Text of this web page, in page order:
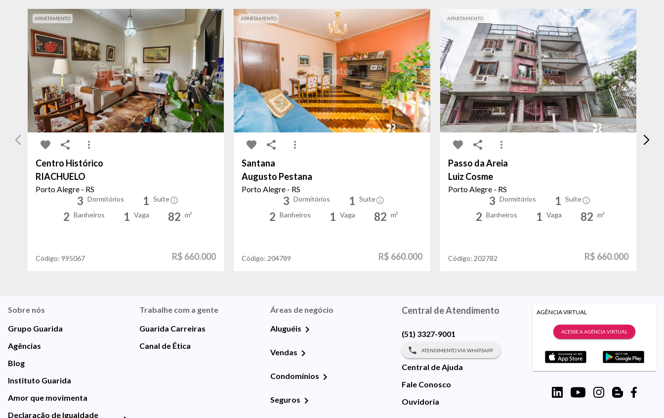
APARTAMENTO
Centro Histórico
RIACHUELO
Porto Alegre - RS
3 Dormitórios 1 Suíte
2 Banheiros 1 Vaga 82 m²
Código: 995067 R$ 660.000
APARTAMENTO
Santana
Augusto Pestana
Porto Alegre - RS
3 Dormitórios 1 Suíte
2 Banheiros 1 Vaga 82 m²
Código:204789 R$ 660.000
APARTAMENTO
Passo da Areia
Luiz Cosme
Porto Alegre - RS
3 Dormitórios 1 Suíte
2 Banheiros 1 Vaga 82 m²
Código: 202782 R$ 660.000
Sobre nós
Grupo Guarida
Agências
Blog
Instituto Guarida
Amor que movimenta
Declaração de Igualdade
Trabalhe com a gente
Guarida Carreiras
Canal de Ética
Áreas de negócio
Aluguéis
Vendas
Condomínios
Seguros
Central de Atendimento
(51) 3327-9001
ATENDIMENTO VIA WHATSAPP
Central de Ajuda
Fale Conosco
Ouvidoria
AGÊNCIA VIRTUAL
ACESSE A AGÊNCIA VIRTUAL